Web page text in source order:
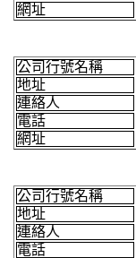
網址
公司行號名稱
地址
連絡人
電話
網址
公司行號名稱
地址
連絡人
電話